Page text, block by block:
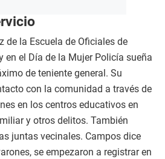
de la Escuela de Oficiales de
en el Día de la Mujer Policía sueña
de teniente general. Su
con la comunidad a través de
en los centros educativos en
y otros delitos. También
juntas vecinales. Campos dice
se empezaron a registrar en